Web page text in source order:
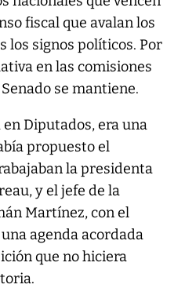
fiscal que avalan los
los signos políticos. Por
en las comisiones
se mantiene.
Diputados, era una
propuesto el
la presidenta
y el jefe de la
Martínez, con el
agenda acordada
que no hiciera